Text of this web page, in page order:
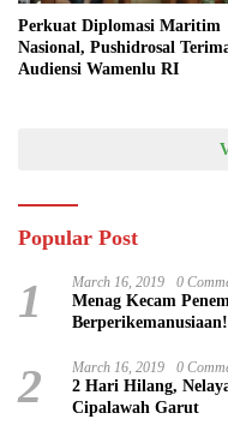
Perkuat Diplomasi Maritim
Nasional, Pushidrosal
Audiensi Wamenlu RI
Popular Post
1 March 16, 2019 0
Menag Kecam
Berperikemanusiaan!
2 March 16, 2019 0
2 Hari Hilang,
Cipalawah Garut